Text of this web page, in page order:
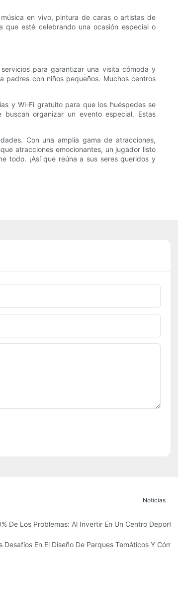
en vivo, pintura de caras o artistas de
esté celebrando una ocasión especial o
para garantizar una visita cómoda y
padres con niños pequeños. Muchos centros
y Wi-Fi gratuito para que los huéspedes se
organizar un evento especial. Estas
Con una amplia gama de atracciones,
atracciones emocionantes, un jugador listo
todo. ¡Así que reúna a sus seres queridos y
Noticias
60 Emocionantes Atracciones.
Reino Infantil Modoqi De Wuhan, De 13.000
De Los Problemas: Al Invertir En Un Centro
Desafíos En El Diseño De Parques Temáticos Y